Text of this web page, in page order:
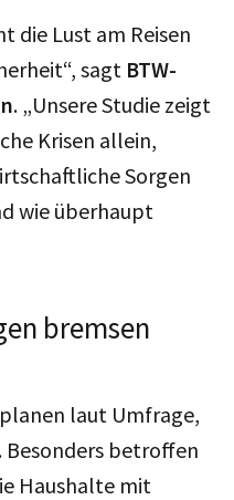
die Lust am Reisen
sagt BTW-
. „Unsere Studie zeigt
Krisen allein,
Sorgen
wie überhaupt
bremsen
laut Umfrage,
Besonders betroffen
Haushalte mit